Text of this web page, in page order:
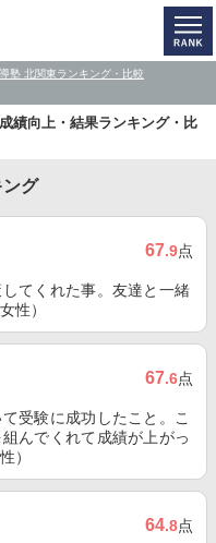
塾 北関東ランキング・比較
績向上・結果ランキング・比
グ
67.9点
てくれた事。友達と一緒
性）
67.6点
受験に成功したこと。こ
んでくれて成績が上がっ
）
64.8点